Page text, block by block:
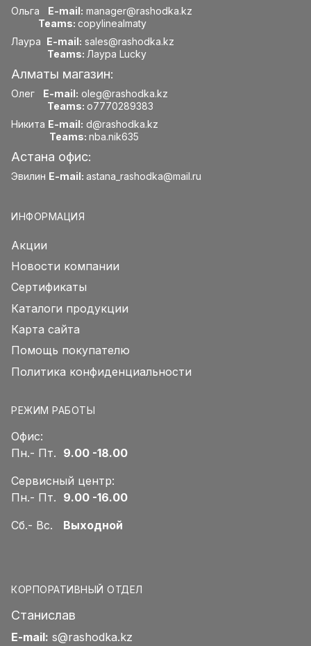
Ольга E-mail: manager@rashodka.kz
Teams: copylinealmaty
Лаура E-mail: sales@rashodka.kz
Teams: Лаура Lucky
Алматы магазин:
Олег E-mail: oleg@rashodka.kz
Teams: o7770289383
Никита E-mail: d@rashodka.kz
Teams: nba.nik635
Астана офис:
Эвилин E-mail: astana_rashodka@mail.ru
ИНФОРМАЦИЯ
Акции
Новости компании
Сертификаты
Каталоги продукции
Карта сайта
Помощь покупателю
Политика конфиденциальности
РЕЖИМ РАБОТЫ
Офис:
Пн.- Пт. 9.00 -18.00
Сервисный центр:
Пн.- Пт. 9.00 -16.00
Сб.- Вс. Выходной
КОРПОРАТИВНЫЙ ОТДЕЛ
Станислав
E-mail: s@rashodka.kz